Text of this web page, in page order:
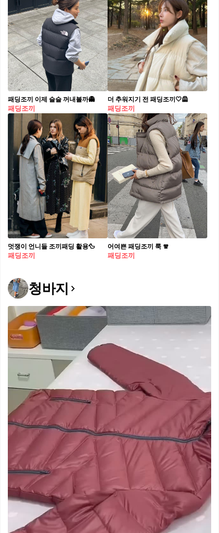
패딩조끼 이제 슬슬 꺼내볼까👻
패딩조끼
더 추워지기 전 패딩조끼🤍🦺
패딩조끼
멋쟁이 언니들 조끼패딩 활용🦆
패딩조끼
어여쁜 패딩조끼 룩 🧣
패딩조끼
청바지